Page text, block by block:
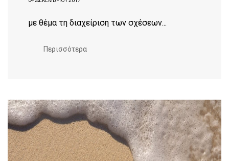
με θέμα τη διαχείριση των σχέσεων...
Περισσότερα